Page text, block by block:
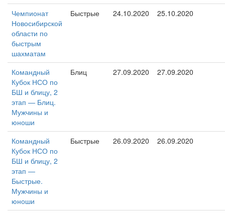
Чемпионат
Новосибирской
области по
быстрым
шахматам
Быстрые 24.10.2020 25.10.2020
Командный
Кубок НСО по
БШ и блицу, 2
этап — Блиц.
Мужчины и
юноши
Блиц 27.09.2020 27.09.2020
Командный
Кубок НСО по
БШ и блицу, 2
этап —
Быстрые.
Мужчины и
юноши
Быстрые 26.09.2020 26.09.2020